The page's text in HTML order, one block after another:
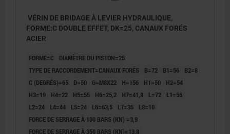
VÉRIN DE BRIDAGE À LEVIER HYDRAULIQUE,
FORME:C DOUBLE EFFET, DK=25, CANAUX FORÉS
ACIER
FORME=C
DIAMÈTRE DU PISTON=25
TYPE DE RACCORDEMENT=CANAUX FORÉS
B=72 B1=56
B2=8
C (DEGRÉS)=65
D=50 G=M8X22 H=156 H1=50
H2=54
H3=19
H4=22 H5=55 H6=25,2 H7=41,8 L=72
L1=56
L2=24
L4=44 L5=24 L6=63,5 L7=36
L8=10
FORCE DE SERRAGE À 100 BARS (KN) =3,9
FORCE DE SERRAGE À 350 BARS (KN)=13,8